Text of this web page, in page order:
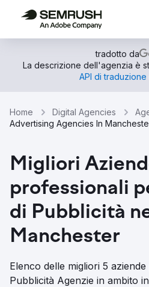
tradotto da
La descrizione dell'agenzia è
API di
Home Digital Agencies
Advertising Agencies In
Migliori
professionali
di Pubblicità
Manchester
Elenco delle migliori 5
Pubblicità Agenzie in ambito